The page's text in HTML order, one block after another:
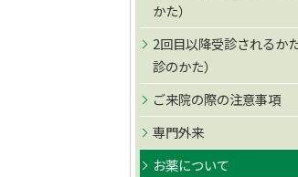
メ
ュ
ー
かた）
2回目以降受診されるか
診のかた）
ご来院の際の注意事項
専門外来
お薬について